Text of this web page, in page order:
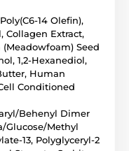
14 Olefin),
Collagen Extract,
Seed
1,2-Hexanediol,
Human
Conditioned
Behenyl Dimer
Glucose/Methyl
13, Polyglyceryl-2